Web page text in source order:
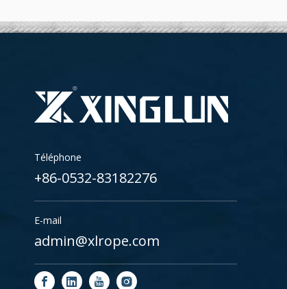
Téléphone
+86-0532-83182276
E-mail
admin@xlrope.com